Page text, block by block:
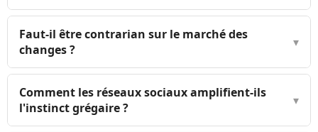
Faut-il être contrarian sur le marché des
changes ?
▾
Comment les réseaux sociaux amplifient-ils
l'instinct grégaire ?
▾